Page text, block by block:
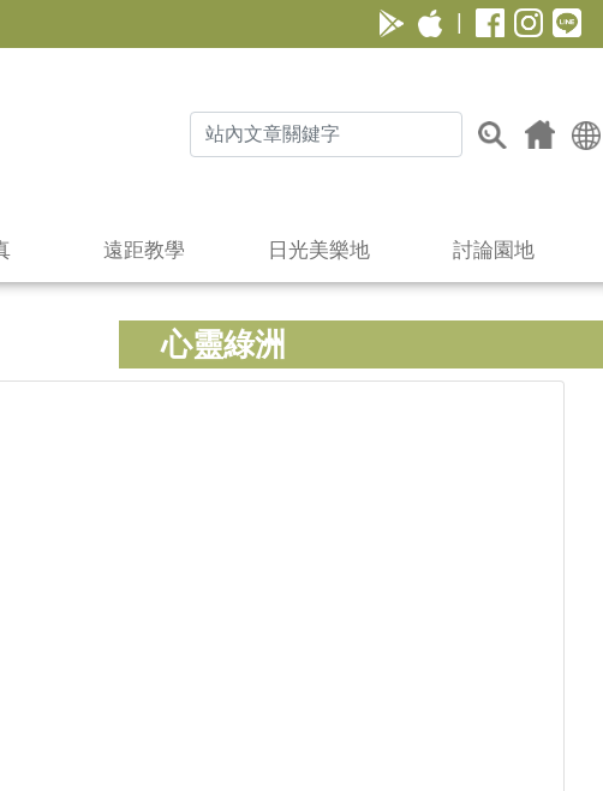
遠距教學 日光美樂地 討論園地
心靈綠洲